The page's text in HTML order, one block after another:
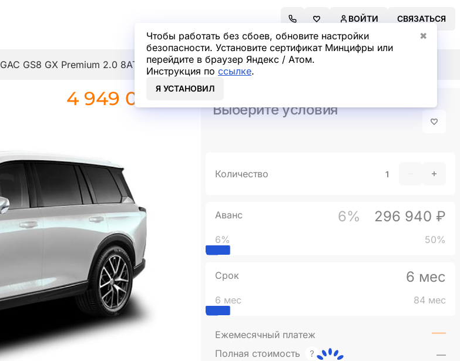
Чтобы работать без сбоев, обновите настройки
безопасности. Установите сертификат Минцифры или
перейдите в браузер Яндекс / Атом.
Инструкция по ссылке.
Я УСТАНОВИЛ
✖
ВОЙТИ СВЯЗАТЬСЯ
GAC GS8 GX Premium 2.0 8AT 4WD
4 949 000 ₽ Выберите условия
Количество
Аванс 6% 296 940 ₽
6% 50%
Срок 6 мес
6 мес 84 мес
Ежемесячный платеж —
Полная стоимость
—